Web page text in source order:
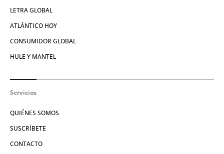
LETRA GLOBAL
ATLÁNTICO HOY
CONSUMIDOR GLOBAL
HULE Y MANTEL
Servicios
QUIÉNES SOMOS
SUSCRÍBETE
CONTACTO